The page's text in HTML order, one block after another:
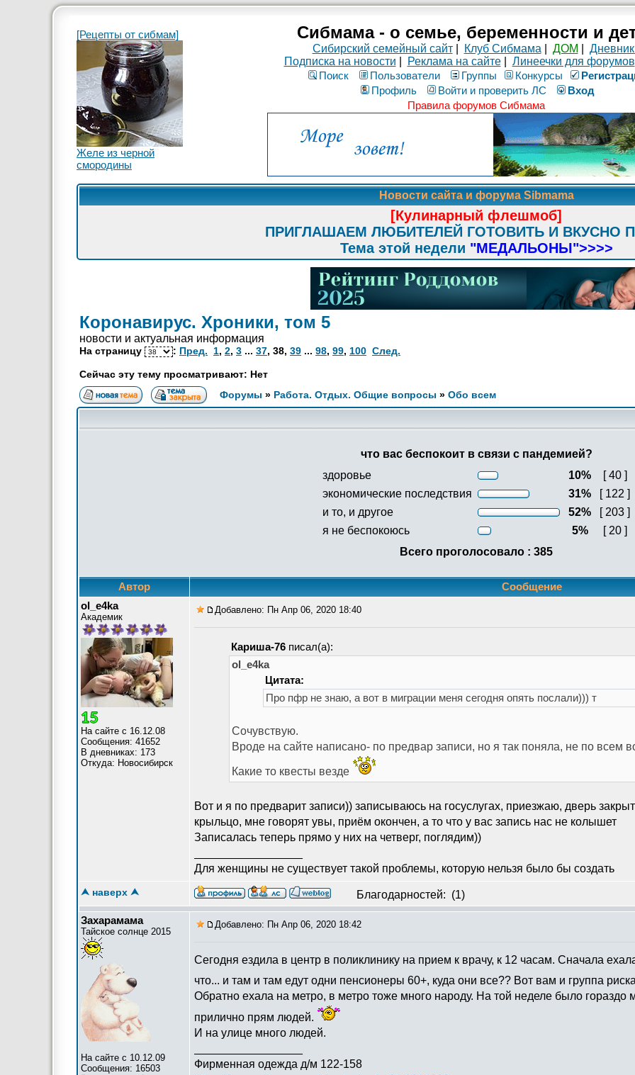
[Рецепты от сибмам]
Желе из черной
смородины
Сибмама - о семье, беременности и
Сибирский семейный сайт| Клуб Сибмама ДОМ
Подписка на новости
Реклама на сайте| Линеечки для форумов
Поиск
Пользователи Группы Конкурсы
Профиль
Войти и проверить ЛС
Вход
Правила форумов Сибмама
Новости сайта и форума Sibmama
[Кулинарный флешмоб]
ПРИГЛАШАЕМ ЛЮБИТЕЛЕЙ ГОТОВИТЬ И ВКУСНО
Тема этой недели "МЕДАЛЬОНЫ">>>>
Коронавирус. Хроники, том 5
новости и актуальная информация
На страницу : Пред. 1, 2, 3 ... 37, 38, 39 ... 98, 99, 100 След.
Сейчас эту тему просматривают: Нет
Форумы » Работа. Отдых. Общие вопросы » Обо всем
что вас беспокоит в связи с пандемией?
здоровье
10%
[ 40 ]
экономические последствия
31%
[ 122 ]
и то, и другое
52%
[ 203 ]
я не беспокоюсь
5%
[ 20 ]
Всего проголосовало : 385
Автор
Сообщение
ol_e4ka
Академик
На сайте с 16.12.08
Сообщения: 41652
В дневниках: 173
Откуда: Новосибирск
Добавлено: Пн Апр 06, 2020 18:40
Кариша-76 писал(а):
ol_e4ka
Цитата:
Про пфр не знаю, а вот в миграции меня сегодня опять послали))) т
Сочувствую.
Вроде на сайте написано- по предвар записи, но я так поняла, не по всем
Какие то квесты везде
Вот и я по предварит записи)) записываюсь на госуслугах, приезжаю, дверь
крыльцо, мне говорят увы, приём окончен, а то что у вас запись нас не колышет
Записалась теперь прямо у них на четверг, поглядим))
Для женщины не существует такой проблемы, которую нельзя было бы создать
⮝ наверх ⮝ Благодарностей: (1)
Захарамама
Тайское солнце 2015
На сайте с 10.12.09
Сообщения: 16503
Добавлено: Пн Апр 06, 2020 18:42
Сегодня ездила в центр в поликлинику на прием к врачу, к 12 часам. Сначала
что... и там и там едут одни пенсионеры 60+, куда они все?? Вот вам и группа
Обратно ехала на метро, в метро тоже много народу. На той неделе было гораздо
прилично прям людей.
И на улице много людей.
Фирменная одежда д/м 122-158